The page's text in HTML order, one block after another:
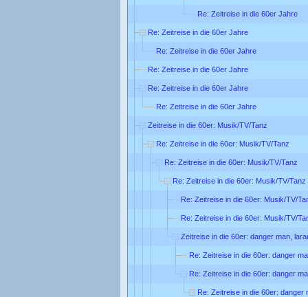
Re: Zeitreise in die 60er Jahre
Re: Zeitreise in die 60er Jahre
Re: Zeitreise in die 60er Jahre
Re: Zeitreise in die 60er Jahre
Re: Zeitreise in die 60er Jahre
Re: Zeitreise in die 60er Jahre
Zeitreise in die 60er: Musik/TV/Tanz
Re: Zeitreise in die 60er: Musik/TV/Tanz
Re: Zeitreise in die 60er: Musik/TV/Tanz
Re: Zeitreise in die 60er: Musik/TV/Tanz
Re: Zeitreise in die 60er: Musik/TV/
Re: Zeitreise in die 60er: Musik/TV/
Zeitreise in die 60er: danger man,
Re: Zeitreise in die 60er: danger
Re: Zeitreise in die 60er: danger
Re: Zeitreise in die 60er: danger